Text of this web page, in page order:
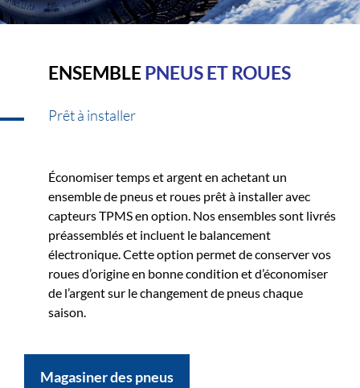
ENSEMBLEPNEUS ET ROUES
Prêt à installer
Économiser temps et argent en achetant un
ensemble de pneus et roues prêt à installer avec
capteurs TPMS en option. Nos ensembles sont livrés
préassemblés et incluent le balancement
électronique. Cette option permet de conserver vos
roues d’origine en bonne condition et d’économiser
de l’argent sur le changement de pneus chaque
saison.
Magasiner des pneus